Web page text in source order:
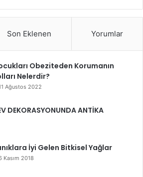
Son Eklenen Yorumlar
Obeziteden Korumanın
Nelerdir?
Ağustos 2022
DEKORASYONUNDA ANTİKA
İyi Gelen Bitkisel Yağlar
Kasım 2018